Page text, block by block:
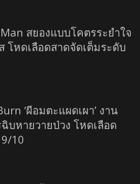
สยองแบบโคตรระยำใจ
โหดเลือดสาดจัดเต็มระดับ
‘ผีอมตะแผดเผา’ งาน
บหายวายป่วง โหดเลือด
10